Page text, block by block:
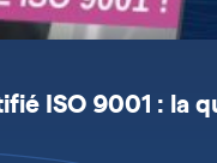
ISO 9001 : la